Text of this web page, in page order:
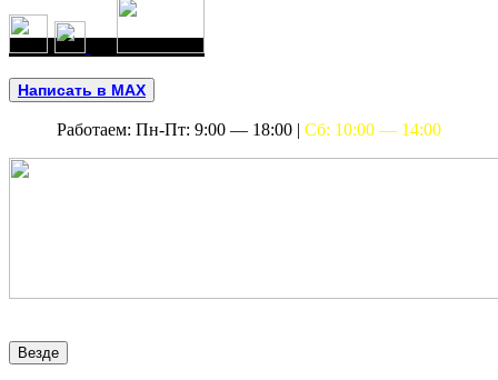
Написать в MAX
Работаем: Пн-Пт: 9:00 — 18:00 | Сб: 10:00 — 14:00
Везде